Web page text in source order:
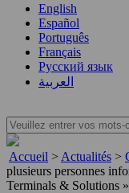
English
Español
Português
Français
Русский язык
العربية
Accueil > Actualités >
plusieurs personnes
Terminals & Solutions »